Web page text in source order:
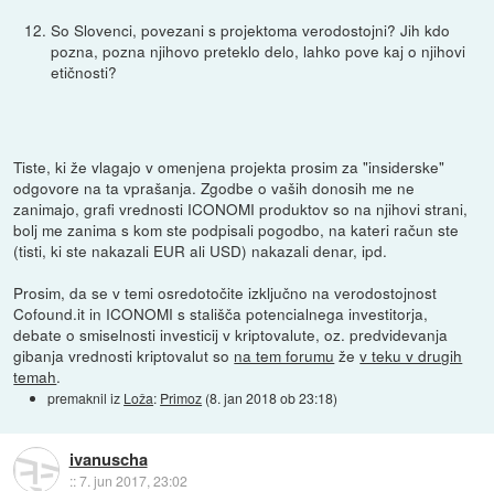
So Slovenci, povezani s projektoma verodostojni? Jih kdo
pozna, pozna njihovo preteklo delo, lahko pove kaj o njihovi
etičnosti?
Tiste, ki že vlagajo v omenjena projekta prosim za "insiderske"
odgovore na ta vprašanja. Zgodbe o vaših donosih me ne
zanimajo, grafi vrednosti ICONOMI produktov so na njihovi strani,
bolj me zanima s kom ste podpisali pogodbo, na kateri račun ste
(tisti, ki ste nakazali EUR ali USD) nakazali denar, ipd.
Prosim, da se v temi osredotočite izključno na verodostojnost
Cofound.it in ICONOMI s stališča potencialnega investitorja,
debate o smiselnosti investicij v kriptovalute, oz. predvidevanja
gibanja vrednosti kriptovalut so na tem forumu žev teku v drugih
temah.
premaknil iz Loža: Primoz (8. jan 2018 ob 23:18)
ivanuscha
::7. jun 2017, 23:02